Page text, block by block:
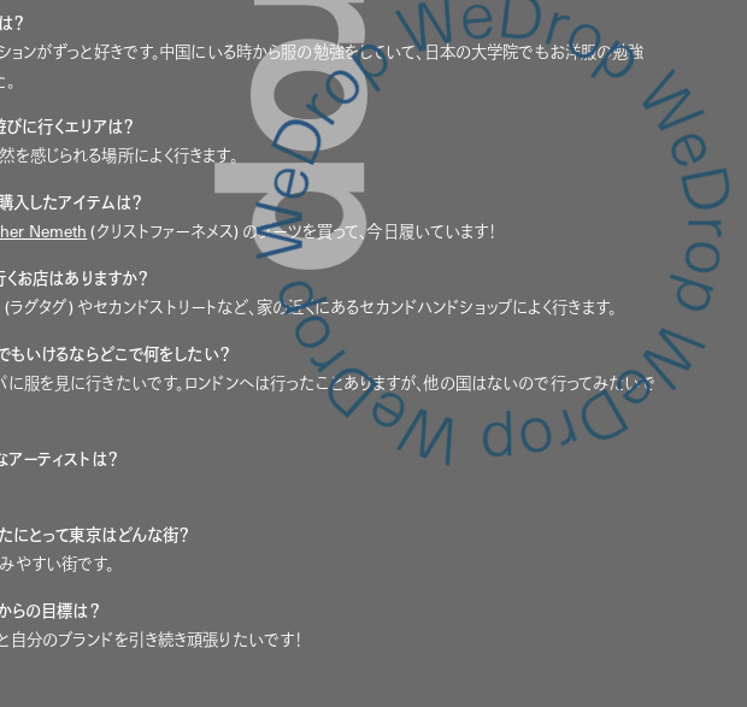
？
ションがずっと好きです。中国にいる時から服の勉強をしていて、日本の大学院でもお洋服の勉強
びに行くエリアは？
を感じられる場所によく行きます。
入したアイテムは？
Nemeth(クリストファーネメス) のブーツを買って、今日履いています！
くお店はありますか？
グタグ) やセカンドストリートなど、家の近くにあるセカンドハンドショップによく行きます。
もいけるならどこで何をしたい？
に服を見に行きたいです。ロンドンへは行ったことありますが、他の国はないので行ってみたいで
ーティストは？
にとって東京はどんな街？
やすい街です。
らの目標は？
自分のブランドを引き続き頑張りたいです！